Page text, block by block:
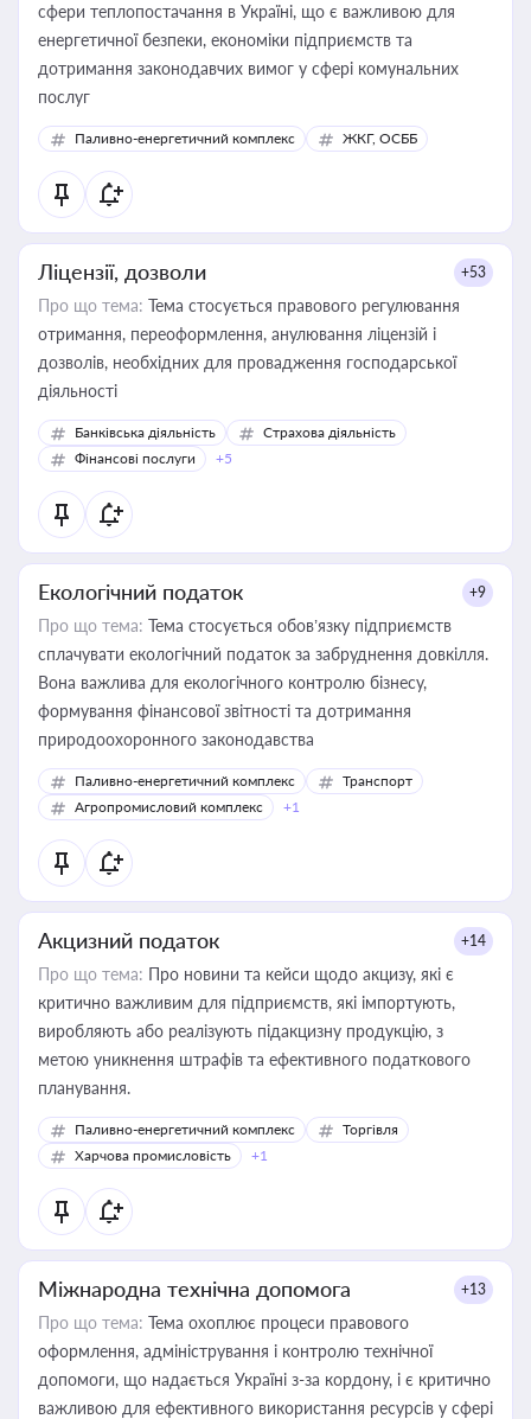
сфери теплопостачання в Україні, що є важливою для
енергетичної безпеки, економіки підприємств та
дотримання законодавчих вимог у сфері комунальних
послуг
Паливно-енергетичний комплекс ЖКГ, ОСББ
Ліцензії, дозволи +53
Про що тема: Тема стосується правового регулювання
отримання, переоформлення, анулювання ліцензій і
дозволів, необхідних для провадження господарської
діяльності
Банківська діяльність
Страхова діяльність
Фінансові послуги
+5
Екологічний податок +9
Про що тема: Тема стосується обов’язку підприємств
сплачувати екологічний податок за забруднення довкілля.
Вона важлива для екологічного контролю бізнесу,
формування фінансової звітності та дотримання
природоохоронного законодавства
Паливно-енергетичний комплекс
Транспорт
Агропромисловий комплекс
+1
Акцизний податок +14
Про що тема: Про новини та кейси щодо акцизу, які є
критично важливим для підприємств, які імпортують,
виробляють або реалізують підакцизну продукцію, з
метою уникнення штрафів та ефективного податкового
планування.
Паливно-енергетичний комплекс
Торгівля
Харчова промисловість
+1
Міжнародна технічна допомога +13
Про що тема: Тема охоплює процеси правового
оформлення, адміністрування і контролю технічної
допомоги, що надається Україні з-за кордону, і є критично
важливою для ефективного використання ресурсів у сфері